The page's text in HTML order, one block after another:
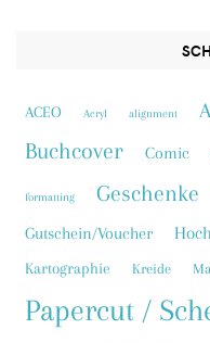
ACEO Acryl alignment
Buchcover Comic
formatting Geschenke
Gutschein/Voucher
Kartographie Kreide
Papercut /